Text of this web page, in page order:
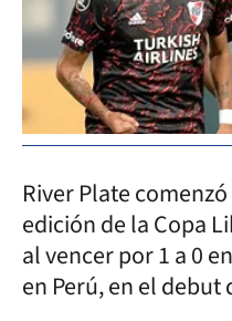
River Plate
edición de la Copa
al vencer por 1 a 0
en Perú, en el debut